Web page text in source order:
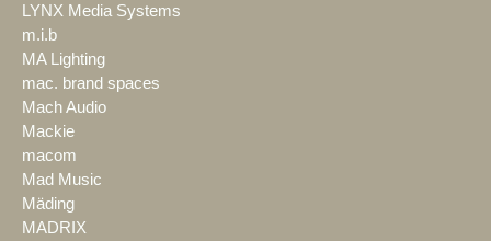
LYNX Media Systems
m.i.b
MA Lighting
mac. brand spaces
Mach Audio
Mackie
macom
Mad Music
Mäding
MADRIX